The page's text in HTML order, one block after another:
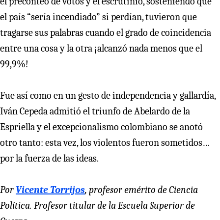
el país “sería incendiado” si perdían, tuvieron que
tragarse sus palabras cuando el grado de coincidencia
entre una cosa y la otra ¡alcanzó nada menos que el
99,9%!
Fue así como en un gesto de independencia y gallardía,
Iván Cepeda admitió el triunfo de Abelardo de la
Espriella y el excepcionalismo colombiano se anotó
otro tanto: esta vez, los violentos fueron sometidos…
por la fuerza de las ideas.
Por Vicente Torrijos, profesor emérito de Ciencia
Política. Profesor titular de la Escuela Superior de